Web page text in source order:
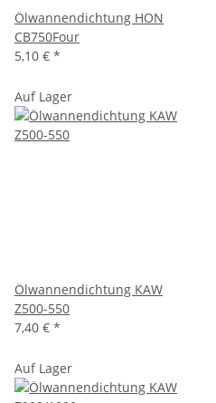
Ölwannendichtung HON
CB750Four
5,10 € *
Auf Lager
Ölwannendichtung KAW
Z500-550
7,40 € *
Auf Lager